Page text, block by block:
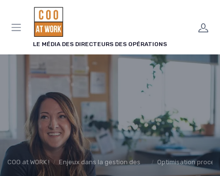
LE MÉDIA DES DIRECTEURS DES OPÉRATIONS
COO at WORK ! Enjeux dans la gestion des opérations Optimisation
Panneau de gestion des cookies